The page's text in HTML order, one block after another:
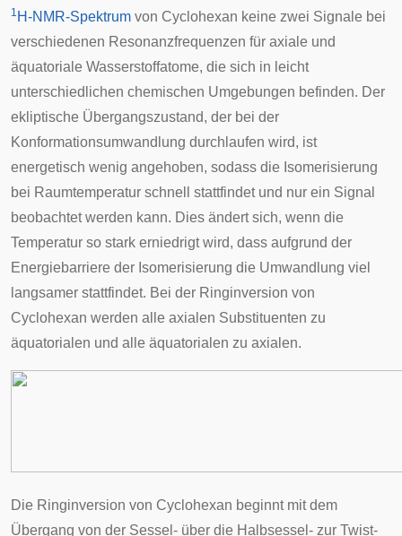
1 H-NMR-Spektrum von Cyclohexan keine zwei Signale bei
verschiedenen Resonanzfrequenzen für axiale und
äquatoriale Wasserstoffatome, die sich in leicht
unterschiedlichen chemischen Umgebungen befinden. Der
ekliptische Übergangszustand, der bei der
Konformationsumwandlung durchlaufen wird, ist
energetisch wenig angehoben, sodass die Isomerisierung
bei Raumtemperatur schnell stattfindet und nur ein Signal
beobachtet werden kann. Dies ändert sich, wenn die
Temperatur so stark erniedrigt wird, dass aufgrund der
Energiebarriere der Isomerisierung die Umwandlung viel
langsamer stattfindet. Bei der Ringinversion von
Cyclohexan werden alle axialen Substituenten zu
äquatorialen und alle äquatorialen zu axialen.
Die Ringinversion von Cyclohexan beginnt mit dem
Übergang von der Sessel- über die Halbsessel- zur Twist-